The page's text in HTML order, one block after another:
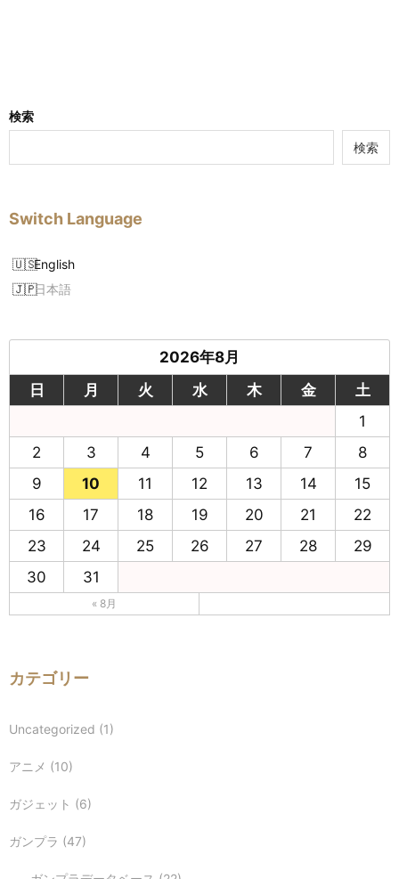
検索
検索
Switch Language
English
日本語
2026年8月
日
月 火 水 木 金
土
1
2
3 4 5 6 7
8
9
10 11 12 13 14
15
16
17 18 19 20 21
22
23
24 25 26 27 28
29
30
31
« 8月
カテゴリー
Uncategorized (1)
アニメ (10)
ガジェット (6)
ガンプラ (47)